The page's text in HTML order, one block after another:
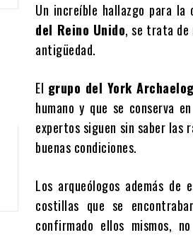
Un increíble hallazgo para
del Reino Unido, se trata de
antigüedad.
El grupo del York
humano y que se conserva
expertos siguen sin saber las
buenas condiciones.
Los arqueólogos además
costillas que se
confirmado ellos mismos,